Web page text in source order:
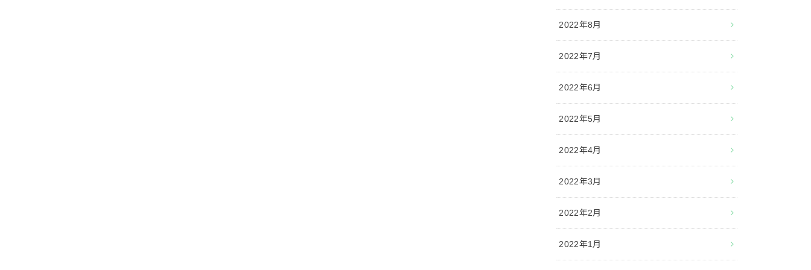
2022年8月
2022年7月
2022年6月
2022年5月
2022年4月
2022年3月
2022年2月
2022年1月